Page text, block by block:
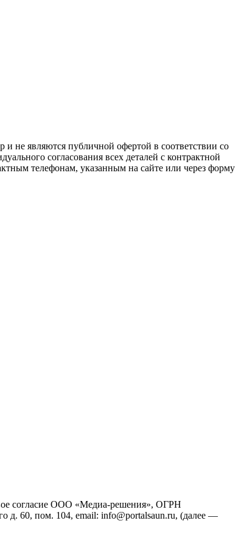
не являются публичной офертой в соответствии со
согласования всех деталей с контрактной
телефонам, указанным на сайте или через форму
согласие ООО «Медиа-решения», ОГРН
д. 60, пом. 104, email: info@portalsaun.ru, (далее —